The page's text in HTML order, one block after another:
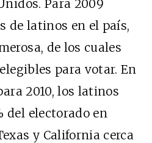
Para 2009
de latinos en el país,
de los cuales
para votar. En
2010, los latinos
del electorado en
y California cerca